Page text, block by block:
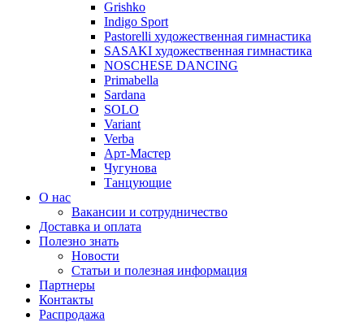
Grishko
Indigo Sport
Pastorelli художественная гимнастика
SASAKI художественная гимнастика
NOSCHESE DANCING
Primabella
Sardana
SOLO
Variant
Verba
Арт-Мастер
Чугунова
Танцующие
О нас
Вакансии и сотрудничество
Доставка и оплата
Полезно знать
Новости
Статьи и полезная информация
Партнеры
Контакты
Распродажа